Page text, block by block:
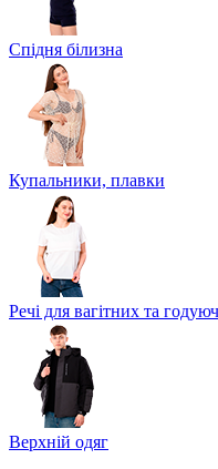
Спідня білизна
Купальники, плавки
Речі для вагітних та
Верхній одяг